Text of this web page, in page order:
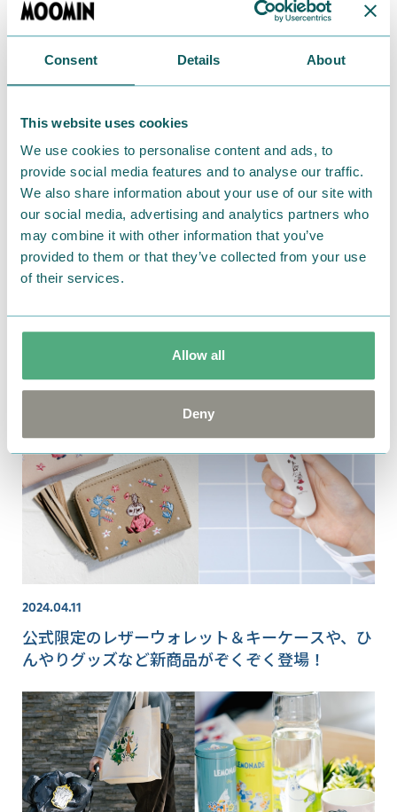
Consent Details About
This website uses cookies
We use cookies to personalise content and ads, to
provide social media features and to analyse our traffic.
We also share information about your use of our site with
our social media, advertising and analytics partners who
may combine it with other information that you’ve
provided to them or that they’ve collected from your use
of their services.
Allow all
Deny
テムもご紹介♪
2025.04.10
ミンたちと快適に♪UV対策アイテム特集
2024.04.11
公式限定のレザーウォレット＆キーケースや、ひ
んやりグッズなど新商品がぞくぞく登場！